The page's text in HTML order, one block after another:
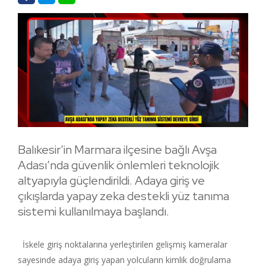
Balıkesir’in Marmara ilçesine bağlı Avşa
Adası’nda güvenlik önlemleri teknolojik
altyapıyla güçlendirildi. Adaya giriş ve
çıkışlarda yapay zeka destekli yüz tanıma
sistemi kullanılmaya başlandı.
İskele giriş noktalarına yerleştirilen gelişmiş kameralar
sayesinde adaya giriş yapan yolcuların kimlik doğrulama